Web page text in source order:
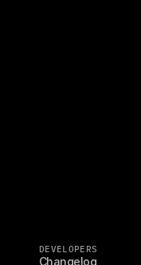
DEVELOPERS
Changelog